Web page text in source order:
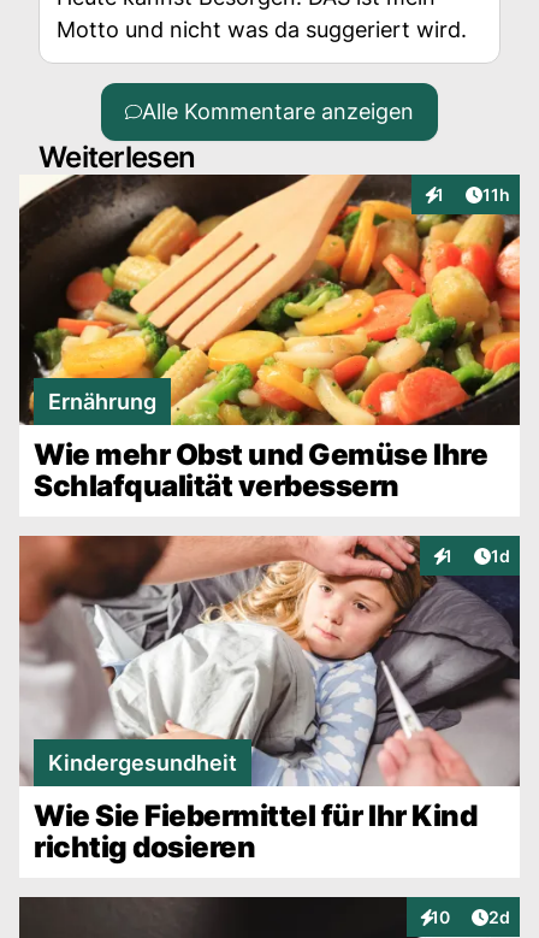
Motto und nicht was da suggeriert wird.
Alle Kommentare anzeigen
Weiterlesen
1
Interaktionen
11h
Ernährung
Wie mehr Obst und Gemüse Ihre
Schlafqualität verbessern
1
Interaktionen
1d
Kindergesundheit
Wie Sie Fiebermittel für Ihr Kind
richtig dosieren
10
Interaktionen
2d